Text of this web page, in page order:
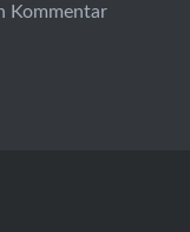
Kommentar